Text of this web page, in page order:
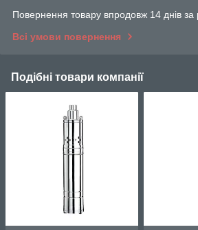
Повернення товару впродовж 14 днів за
Всі умови повернення
Подібні товари компанії